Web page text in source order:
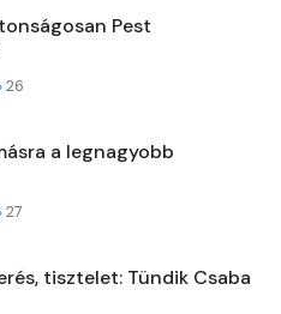
Pest
26
a legnagyobb
27
tisztelet: Tündik Csaba